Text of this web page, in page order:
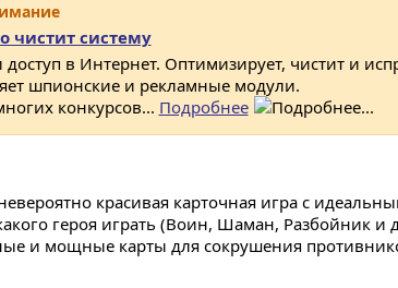
чистит систему
доступ в Интернет. Оптимизирует, чистит и
шпионские и рекламные модули.
конкурсов... Подробнее
красивая карточная игра с
героя играть (Воин, Шаман, Разбойник и
и мощные карты для сокрушения